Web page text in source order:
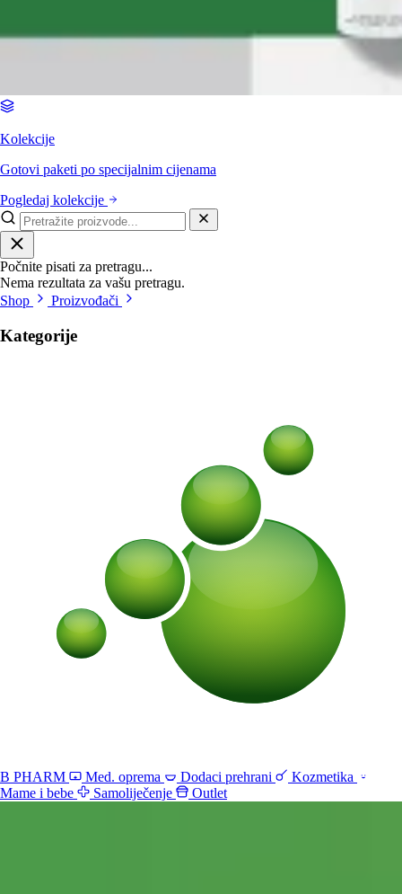
Kolekcije
Gotovi paketi po specijalnim cijenama
Pogledaj kolekcije
Počnite pisati za pretragu...
Nema rezultata za vašu pretragu.
Shop
Proizvođači
Kategorije
B PHARM Med. oprema Dodaci prehrani
Kozmetika
Mame i bebe
Samoliječenje Outlet